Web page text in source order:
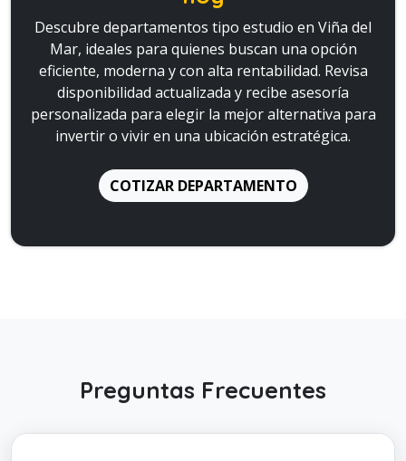
Descubre departamentos tipo estudio en Viña del
Mar, ideales para quienes buscan una opción
eficiente, moderna y con alta rentabilidad. Revisa
disponibilidad actualizada y recibe asesoría
personalizada para elegir la mejor alternativa para
invertir o vivir en una ubicación estratégica.
COTIZAR DEPARTAMENTO
Preguntas Frecuentes